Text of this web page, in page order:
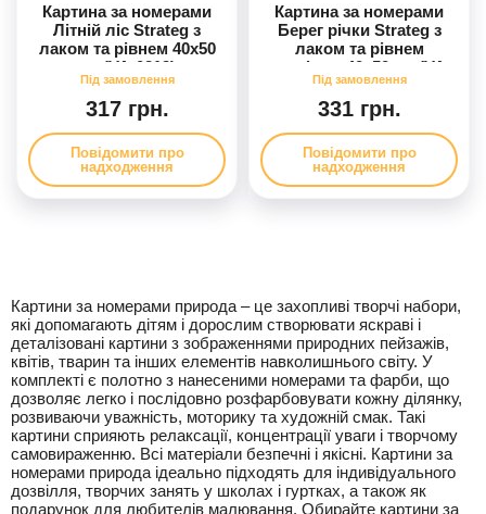
Картина за номерами
Літній ліс Strateg з
лаком та рівнем 40х50
см (VA-0312)
317 грн.
Повідомити про
надходження
Картина за номерами
Берег річки Strateg з
лаком та рівнем
розміром 40х50 см (VA-
0287)
331 грн.
Повідомити про
надходження
Картини за номерами природа – це захопливі творчі набори,
які допомагають дітям і дорослим створювати яскраві і
деталізовані картини з зображеннями природних пейзажів,
квітів, тварин та інших елементів навколишнього світу. У
комплекті є полотно з нанесеними номерами та фарби, що
дозволяє легко і послідовно розфарбовувати кожну ділянку,
розвиваючи уважність, моторику та художній смак. Такі
картини сприяють релаксації, концентрації уваги і творчому
самовираженню. Всі матеріали безпечні і якісні. Картини за
номерами природа ідеально підходять для індивідуального
дозвілля, творчих занять у школах і гуртках, а також як
подарунок для любителів малювання. Обирайте картини за